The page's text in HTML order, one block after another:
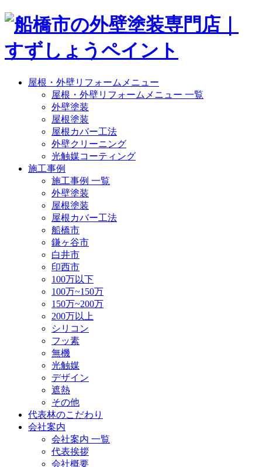
屋根・外壁リフォームメニュー
屋根・外壁リフォームメニュー 一覧
外壁塗装
屋根塗装
屋根カバー工法
外壁クリーニング
光触媒コーティング
施工事例
施工事例 一覧
外壁塗装
屋根塗装
屋根カバー工法
船橋市
鎌ヶ谷市
白井市
印西市
100万以下
100万~150万
150万~200万
200万以上
シリコン
フッ素
無機
光触媒
デザイン
遮熱
その他
代表林のこだわり
会社案内
会社案内 一覧
代表挨拶
会社概要